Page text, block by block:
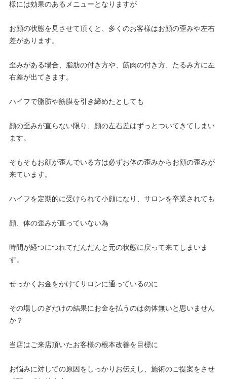
様には効果のあるメニューとなりますが
お顔の状態を見させて頂くと、多くのお客様はお顔の歪みや左右
差があります。
歪みがある場合、脂肪の付き方や、筋肉の付き方、たるみ方に左
右差が出てきます。
ハイフで脂肪や筋膜を引き締めたとしても
顔の歪みが直らない限り、顔の左右差はずっとついてきてしまい
ます。
そもそもお顔が歪んでいる方は必ずお体の歪みからお顔の歪みが
来ています。
ハイフを定期的に受けられて小顔になり、サロンを卒業されても
顔、体の歪みが直っていない為
時間が経つにつれてだんだんと元の状態に戻って来てしまいま
す。
せっかくお金をかけてサロンに通っているのに
その場しのぎだけの結果にお金を払うのは勿体無いと思いません
か？
当店はご来店頂いたお客様の根本改善を目標に
お悩みに対しての原因をしっかりお伝えし、施術のご提案をさせ